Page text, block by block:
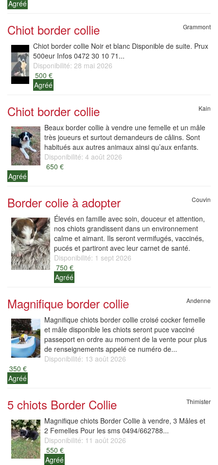
Agréé
Chiot border collie Grammont
Chiot border collie Noir et blanc Disponible de suite. Prux
500eur Infos 0472 30 10 71...
Disponibilité: 28 mai 2026
500 €
Agréé
Chiot border collie Kain
Beaux border collie à vendre une femelle et un mâle
très joueurs et surtout demandeurs de câlins. Sont
habitués aux autres animaux ainsi qu’aux enfants.
Disponibilité: 4 août 2026
650 €
Agréé
Border colie à adopter Couvin
Élevés en famille avec soin, douceur et attention,
nos chiots grandissent dans un environnement
calme et aimant. Ils seront vermifugés, vaccinés,
pucés et partiront avec leur carnet de santé.
Disponibilité: 1 sept 2026
750 €
Agréé
Magnifique border collie Andenne
Magnifique chiots border collie croisé cocker femelle
et mâle disponible les chiots seront puce vacciné
passeport en ordre au moment de la vente pour plus
de renseignements appelé ce numéro de...
Disponibilité: 13 août 2026
350 €
Agréé
5 chiots Border Collie Thimister
Magnifique chiots Border Collie à vendre, 3 Mâles et
2 Femelles Pour les sms 0494/662788...
Disponibilité: 11 août 2026
550 €
Agréé